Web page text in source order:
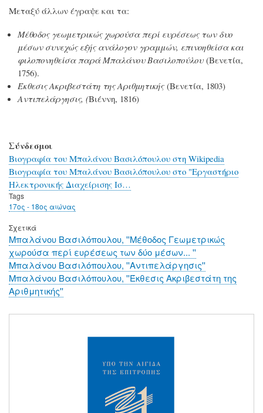
Μεταξύ άλλων έγραψε και τα:
Μέθοδος γεωμετρικώς χωρούσα περί ευρέσεως των δυο
μέσων συνεχώς εξής ανάλογον γραμμών, επινοηθείσα και
φιλοπονηθείσα παρά Μπαλάνου Βασιλοπούλου(Βενετία,
1756).
Έκθεσις Ακριβεστάτη της Αριθμητικής(Βενετία, 1803)
Αντιπελάργησις, (Βιέννη, 1816)
Σύνδεσμοι
Βιογραφία του Μπαλάνου Βασιλόπουλου στη Wikipedia
Βιογραφία του Μπαλάνου Βασιλόπουλου στο "Εργαστήριο
Ηλεκτρονικής Διαχείρισης Ισ…
Tags
17ος - 18ος αιώνας
Σχετικά
Μπαλάνου Βασιλόπουλου, ''Μέθοδος Γεωμετρικώς
χωρούσα περί ευρέσεως των δύο μέσων... ''
Μπαλάνου Βασιλόπουλου, ''Αντιπελάργησις''
Μπαλάνου Βασιλόπουλου, ''Έκθεσις Ακριβεστάτη της
Αριθμητικής''